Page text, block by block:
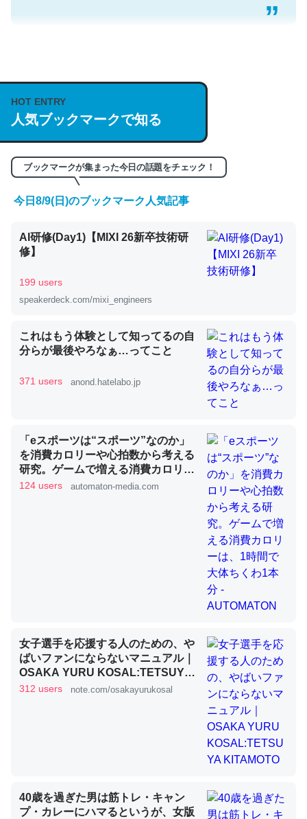
説してる記事が少ないので貴重な良記事。/続編来た
https://isobe324649.hatenablog.com/entry/2023/03/27
/064121
─GPTの仕組みと限界についての考察（１） - conceptualization
くらい。小説でいう「ずっと前の伏線」は回収されないけ
ど、短期記憶というには多い分量。進化すればするほど分
かりやすく強くなりそう
─GPTの仕組みと限界についての考察（１） - conceptualization
昆虫ってカルシウム少ないのか。知らんかった。調べたら
コオロギのカルシウム分はエビの600分の1程度。
論文では「淡水はカルシウムも酸素も不足してて両方に不
利だから両方が拮抗してるのでは」とあって面白い。海に
いる鋏角類（カブトガニ・ウミグモ）はカルシウムを使わ
ずキチンを強化してる筈だが、酵素が違うのか？
─ニュース :: 【研究発表】昆虫学の大問題＝「昆虫はなぜ海にいな
これを元に考えるとカルシウムを大量に使う脊椎動物と貝
類は苦労してるんだな…。腹足類だと殻を無くしてナメク
─ニュース :: 【研究発表】昆虫学の大問題＝「昆虫はなぜ海にいな
HOT ENTRY
人気ブックマークで知る
ブックマークが集まった今日の話題をチェック！
今日8/9(日)のブックマーク人気記事
AI研修(Day1)【MIXI 26新卒技術研
修】
199 users
speakerdeck.com/mixi_engineers
これはもう体験として知ってるの自
分らが最後やろなぁ…ってこと
371 users anond.hatelabo.jp
「eスポーツは“スポーツ”なのか」
を消費カロリーや心拍数から考える
研究。ゲームで増える消費カロリー
は、1時間で大体ちくわ1本分 -
124 users automaton-media.com
女子選手を応援する人のための、や
ばいファンにならないマニュアル｜
OSAKA YURU KOSAL:TETSUYA
KITAMOTO
312 users note.com/osakayurukosal
40歳を過ぎた男は筋トレ・キャン
プ・カレーにハマるというが、女版